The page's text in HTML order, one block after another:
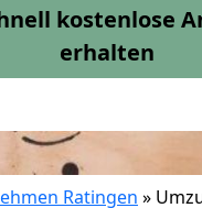
kostenlose
erhalten
Ratingen »